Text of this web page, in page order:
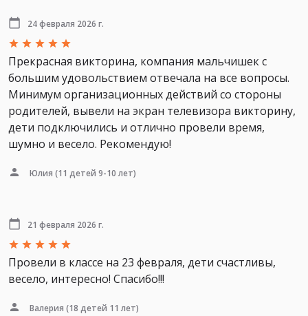
24 февраля 2026 г.
Прекрасная викторина, компания мальчишек с
большим удовольствием отвечала на все вопросы.
Минимум организационных действий со стороны
родителей, вывели на экран телевизора викторину,
дети подключились и отлично провели время,
шумно и весело. Рекомендую!
Юлия (11 детей 9-10 лет)
21 февраля 2026 г.
Провели в классе на 23 февраля, дети счастливы,
весело, интересно! Спасибо!!!
Валерия (18 детей 11 лет)